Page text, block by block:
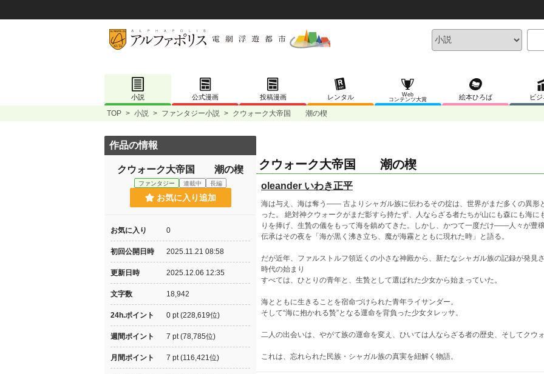
小説 公式漫画 投稿漫画 レンタル
Web
コンテンツ大賞
絵本ひろば ビジ
TOP > 小説 > ファンタジー小説 > クウォーク大帝国 潮の楔
クウォーク大帝国 潮の楔
oleander いわき正平
海は与え、海は奪う―― 古よりシャガル族に伝わるその掟は、世界がまだ多くの異形
った。 絶対神クウォークがまだ影すら持たず、人ならざる者たちが山にも森にも海
りを捧げ、生贄の儀をもって海を鎮めてきた。しかし、かつて一度だけ――人々が豊
伝承はその夜を「海が黒く沸き立ち、魔が海霧とともに現れた時」と語る。
だが近年、ファルストルフ領近くの小さな神殿から、新たなシャガル族の記録が発見
時代の始まり
すべては、ひとりの青年と、生贄として選ばれた少女から始まっていた。
海とともに生きることを宿命づけられた青年ライサンダー。
そして“海に抱かれる贄”となる運命を背負った少女タレッサ。
二人の出会いは、やがて族の運命を変え、ひいては人ならざる者の歴史、そしてクウ
これは、忘れられた民族・シャガル族の真実を紐解く物語。
作品の情報
クウォーク大帝国 潮の楔
ファンタジー 連載中 長編
お気に入り追加
お気に入り 0
初回公開日時 2025.11.21 08:58
更新日時 2025.12.06 12:35
文字数 18,942
24h.ポイント 0 pt (228,619位)
週間ポイント 7 pt (78,785位)
月間ポイント 7 pt (116,421位)